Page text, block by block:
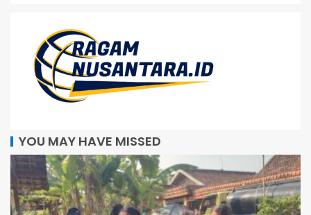
YOU MAY HAVE MISSED